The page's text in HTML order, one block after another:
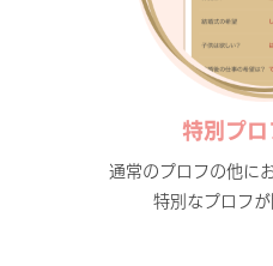
特別プ
通常のプロフの他に
特別なプロフが